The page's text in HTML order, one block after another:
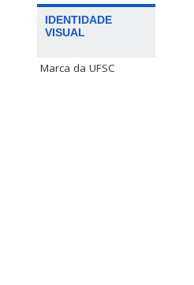
IDENTIDADE
VISUAL
Marca da UFSC